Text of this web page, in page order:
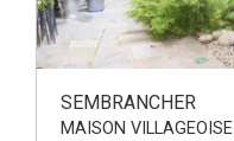
SEMBRANCHER
MAISON VILLAGEOISE